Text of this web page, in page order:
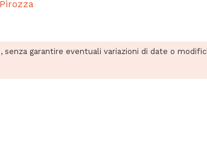
garantire eventuali variazioni di date o